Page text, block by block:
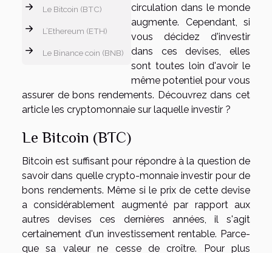
Le Bitcoin (BTC)
L’Ethereum (ETH)
Le Binance coin (BNB)
circulation dans le monde
augmente. Cependant, si
vous décidez d'investir
dans ces devises, elles
sont toutes loin d'avoir le
même potentiel pour vous
assurer de bons rendements. Découvrez dans cet
article les cryptomonnaie sur laquelle investir ?
Le Bitcoin (BTC)
Bitcoin est suffisant pour répondre à la question de
savoir dans quelle crypto-monnaie investir pour de
bons rendements. Même si le prix de cette devise
a considérablement augmenté par rapport aux
autres devises ces dernières années, il s'agit
certainement d'un investissement rentable. Parce-
que sa valeur ne cesse de croître. Pour plus